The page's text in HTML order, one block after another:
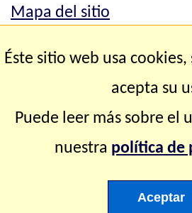
Mapa del sitio
Mapa del sitio
Éste sitio web usa
acepta su
Puede leer más sobre el
nuestra política de